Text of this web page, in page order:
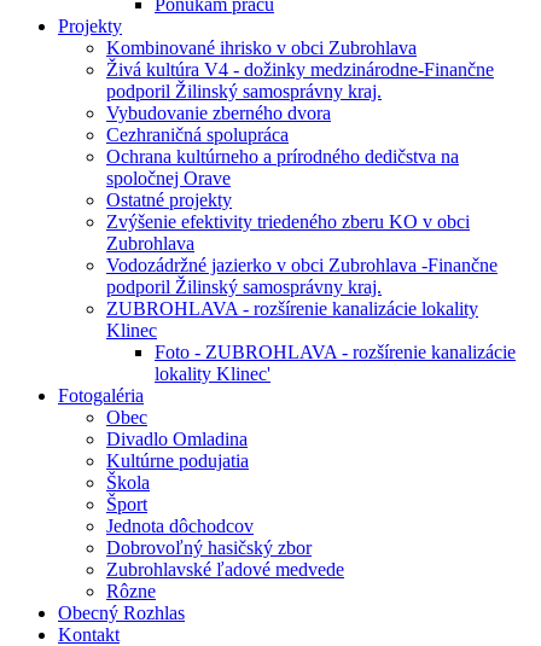
Ponúkam prácu
Projekty
Kombinované ihrisko v obci Zubrohlava
Živá kultúra V4 - dožinky medzinárodne-Finančne
podporil Žilinský samosprávny kraj.
Vybudovanie zberného dvora
Cezhraničná spolupráca
Ochrana kultúrneho a prírodného dedičstva na
spoločnej Orave
Ostatné projekty
Zvýšenie efektivity triedeného zberu KO v obci
Zubrohlava
Vodozádržné jazierko v obci Zubrohlava -Finančne
podporil Žilinský samosprávny kraj.
ZUBROHLAVA - rozšírenie kanalizácie lokality
Klinec
Foto - ZUBROHLAVA - rozšírenie kanalizácie
lokality Klinec'
Fotogaléria
Obec
Divadlo Omladina
Kultúrne podujatia
Škola
Šport
Jednota dôchodcov
Dobrovoľný hasičský zbor
Zubrohlavské ľadové medvede
Rôzne
Obecný Rozhlas
Kontakt